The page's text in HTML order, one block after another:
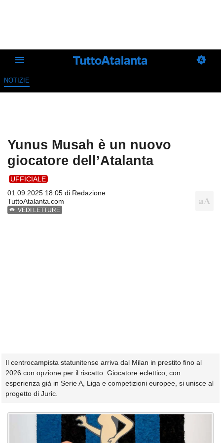
NOTIZIE
Yunus Musah è un nuovo
giocatore dell’Atalanta
UFFICIALE
01.09.2025 18:05 di Redazione
TuttoAtalanta.com
VEDI LETTURE
Il centrocampista statunitense arriva dal Milan in prestito fino al
2026 con opzione per il riscatto. Giocatore eclettico, con
esperienza già in Serie A, Liga e competizioni europee, si unisce al
progetto di Juric.